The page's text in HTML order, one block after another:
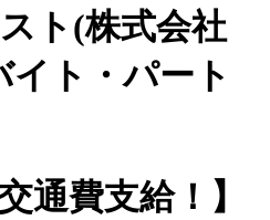
ト(株式会社
ト・パート
通費支給！】